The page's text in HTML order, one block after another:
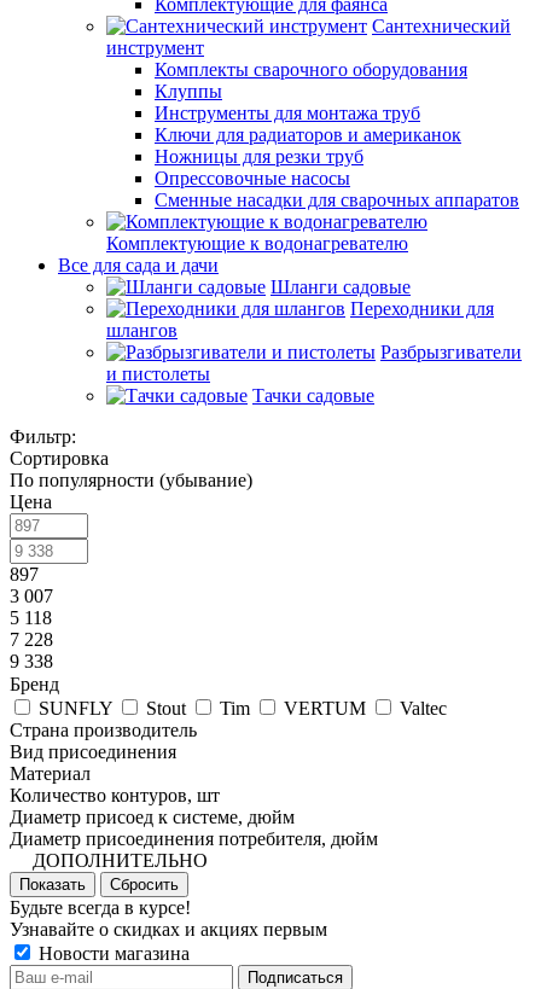
Комплектующие для фаянса
Сантехнический
инструмент
Комплекты сварочного оборудования
Клуппы
Инструменты для монтажа труб
Ключи для радиаторов и американок
Ножницы для резки труб
Опрессовочные насосы
Сменные насадки для сварочных аппаратов
Комплектующие к водонагревателю
Все для сада и дачи
Шланги садовые
Переходники для
шлангов
Разбрызгиватели
и пистолеты
Тачки садовые
Фильтр:
Сортировка
По популярности (убывание)
Цена
897
3 007
5 118
7 228
9 338
Бренд
SUNFLY
Stout Tim VERTUM
Valtec
Страна производитель
Вид присоединения
Материал
Количество контуров, шт
Диаметр присоед к системе, дюйм
Диаметр присоединения потребителя, дюйм
ДОПОЛНИТЕЛЬНО
Показать Сбросить
Будьте всегда в курсе!
Узнавайте о скидках и акциях первым
Новости магазина